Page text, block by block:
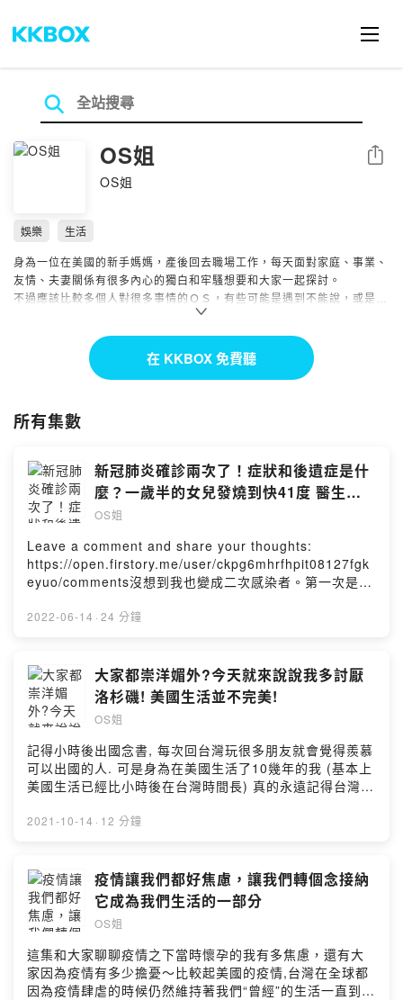
OS姐
OS姐
分享
娛樂
生活
身為一位在美國的新手媽媽，產後回去職場工作，每天面對家庭、事業、
友情、夫妻關係有很多內心的獨白和牢騷想要和大家一起探討。
不過應該比較多個人對很多事情的ＯＳ，有些可能是遇到不能說，或是衝
作為一個不完美的媽媽，不完美的情人，就是想要發發牢騷呀！
想要找遇到同樣問題的你們！並一起抱怨個夠吧！
在 KKBOX 免費聽
所有集數
新冠肺炎確診兩次了！症狀和後遺症是什
麼？一歲半的女兒發燒到快41度 醫生和
我們說新冠只是普通感冒？順便聊聊美國
OS姐
Leave a comment and share your thoughts:
https://open.firstory.me/user/ckpg6mhrfhpit08127fgk
eyuo/comments沒想到我也變成二次感染者。第一次是12
再得。可是真的很多人很焦慮，我也情緒崩潰了一次，而
兒）。不過最近美國小朋友普通感冒也很嚴重，但是謹慎
啟建我們還是去了醫院。因為中間有發燒到快要41度，所
以後來還去了第二次。結果超傻眼的美國醫生竟然和我們
說“沒有新冠只有流感”！還有面對台灣這麼多小孩重症確
診，醫生竟然和我說，美國沒有這個情況！我根本被種族
歧視了！所以要來來講講我們去醫院的經驗，還有我中獎
兩次的身體狀況差異。另外面對疫情世界焦慮症的人數倍
增，我也覺得超級無奈，因為就算再多防護，還是確診兩
次。最後和大家分享，我怎麼調整心態。Live in the
2022-06-14 · 24 分鐘
大家都崇洋媚外?今天就來說說我多討厭
洛杉磯! 美國生活並不完美!
OS姐
記得小時後出國念書, 每次回台灣玩很多朋友就會覺得羨慕
可以出國的人. 可是身為在美國生活了10幾年的我 (基本上
美國生活已經比小時後在台灣時間長) 真的永遠記得台灣的
我討厭的"洛杉磯"生活! 告訴你們不要再羨慕啦~ 你們的生
2021-10-14 · 12 分鐘
疫情讓我們都好焦慮，讓我們轉個念接納
它成為我們生活的一部分
OS姐
這集和大家聊聊疫情之下當時懷孕的我有多焦慮，還有大
家因為疫情有多少擔憂～比較起美國的疫情,台灣在全球都
因為疫情肆虐的時候仍然維持著我們“曾經”的生活一直到最